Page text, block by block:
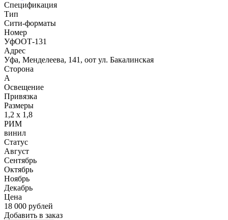
Спецификация
Тип
Сити-форматы
Номер
УфООТ-131
Адрес
Уфа, Менделеева, 141, оот ул. Бакалинская
Сторона
А
Освещение
Привязка
Размеры
1,2 х 1,8
РИМ
винил
Статус
Август
Сентябрь
Октябрь
Ноябрь
Декабрь
Цена
18 000 рублей
Добавить в заказ